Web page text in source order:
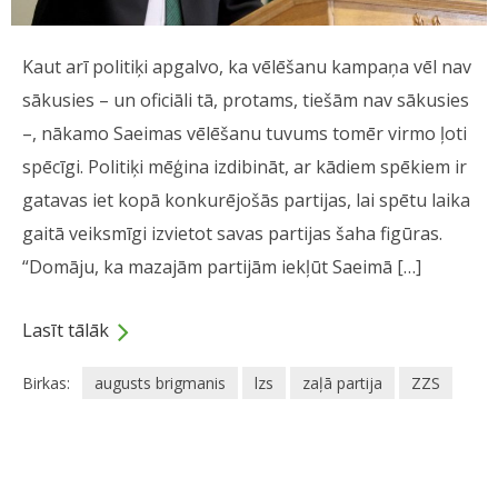
Kaut arī politiķi apgalvo, ka vēlēšanu kampaņa vēl nav
sākusies – un oficiāli tā, protams, tiešām nav sākusies
–, nākamo Saeimas vēlēšanu tuvums tomēr virmo ļoti
spēcīgi. Politiķi mēģina izdibināt, ar kādiem spēkiem ir
gatavas iet kopā konkurējošās partijas, lai spētu laika
gaitā veiksmīgi izvietot savas partijas šaha figūras.
“Domāju, ka mazajām partijām iekļūt Saeimā […]
Lasīt tālāk
Birkas: augusts brigmanis lzs zaļā partija ZZS